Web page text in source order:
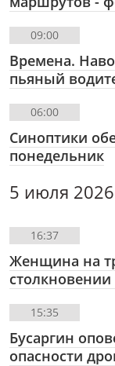
09:00
Времена.
пьяный
06:00
Синоптики
понедельник
5 июля 2026
16:37
Женщина на
15:35
Бусаргин
опасности